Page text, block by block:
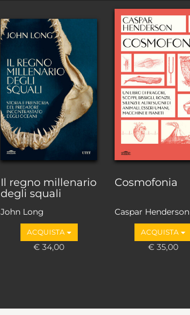
Il regno millenario
degli squali
John Long
ACQUISTA
€ 34,00
Cosmofonia
Caspar Henderson
ACQUISTA
€ 35,00